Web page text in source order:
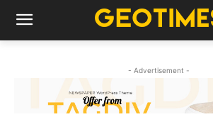
- Advertisement -